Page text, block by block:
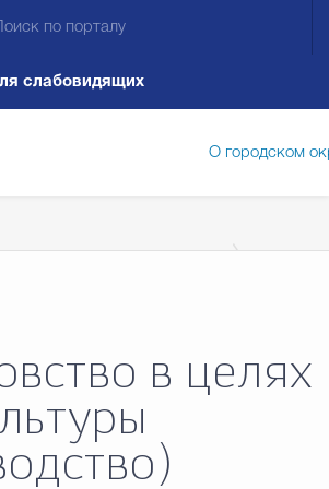
слабовидящих
О городском
Новости
в целях